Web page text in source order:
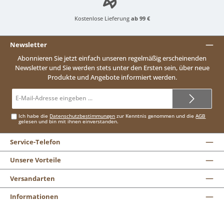
Kostenlose Lieferung ab 99 €
Newsletter
Abonnieren Sie jetzt einfach unseren regelmäßig erscheinenden
Newsletter und Sie werden stets unter den Ersten sein, über neue
Produkte und Angebote informiert werden.
Mail-
Ich habe die Datenschutzbestimmungen zur Kenntnis genommen und dieAGB
gelesen und bin mit ihnen einverstanden.
Service-Telefon
Unsere Vorteile
Versandarten
Informationen